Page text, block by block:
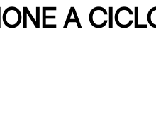
A